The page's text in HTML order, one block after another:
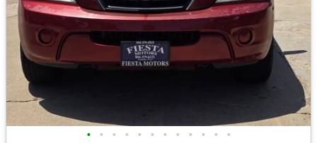
• • • • • • • • • • • •